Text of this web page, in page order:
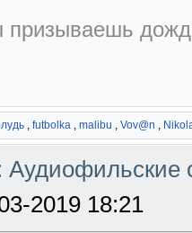
призываешь
, futbolka , malibu , Vov@n ,
2019 18:21